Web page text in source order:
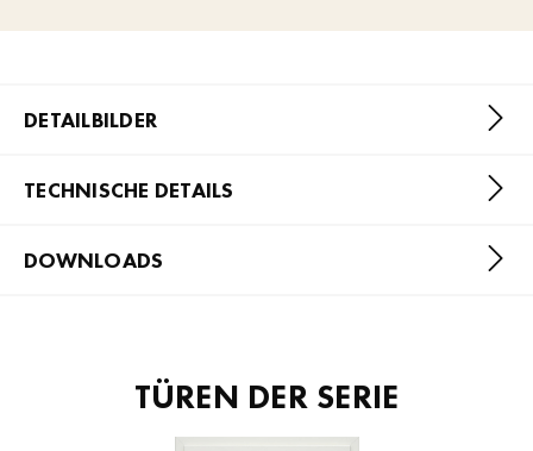
DETAILBILDER
TECHNISCHE DETAILS
DOWNLOADS
TÜREN DER SERIE